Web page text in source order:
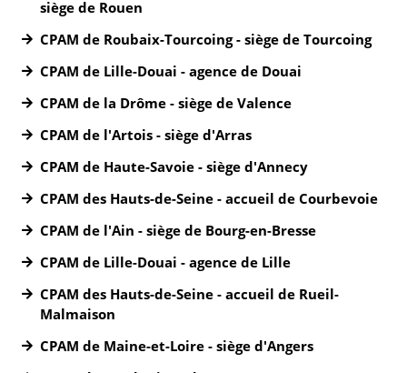
siège de Rouen
CPAM de Roubaix-Tourcoing - siège de Tourcoing
CPAM de Lille-Douai - agence de Douai
CPAM de la Drôme - siège de Valence
CPAM de l'Artois - siège d'Arras
CPAM de Haute-Savoie - siège d'Annecy
CPAM des Hauts-de-Seine - accueil de Courbevoie
CPAM de l'Ain - siège de Bourg-en-Bresse
CPAM de Lille-Douai - agence de Lille
CPAM des Hauts-de-Seine - accueil de Rueil-
Malmaison
CPAM de Maine-et-Loire - siège d'Angers